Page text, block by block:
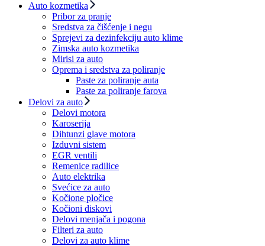
Auto kozmetika
Pribor za pranje
Sredstva za čišćenje i negu
Sprejevi za dezinfekciju auto klime
Zimska auto kozmetika
Mirisi za auto
Oprema i sredstva za poliranje
Paste za poliranje auta
Paste za poliranje farova
Delovi za auto
Delovi motora
Karoserija
Dihtunzi glave motora
Izduvni sistem
EGR ventili
Remenice radilice
Auto elektrika
Svećice za auto
Kočione pločice
Kočioni diskovi
Delovi menjača i pogona
Filteri za auto
Delovi za auto klime